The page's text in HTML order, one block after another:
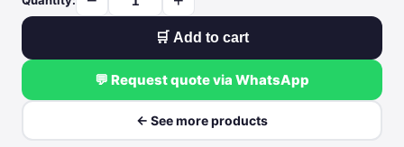
🛒 Add to cart
💬 Request quote via WhatsApp
← See more products